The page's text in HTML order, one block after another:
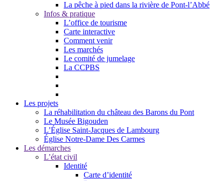
La pêche à pied dans la rivière de Pont-l’Abbé
Infos & pratique
L’office de tourisme
Carte interactive
Comment venir
Les marchés
Le comité de jumelage
La CCPBS
Les projets
La réhabilitation du château des Barons du Pont
Le Musée Bigouden
L’Église Saint-Jacques de Lambourg
Église Notre-Dame Des Carmes
Les démarches
L’état civil
Identité
Carte d’identité